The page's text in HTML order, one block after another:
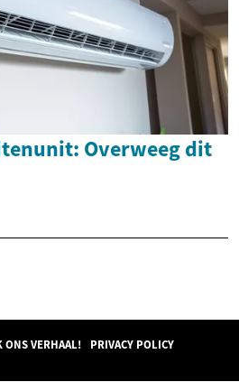
Overweeg dit
ONS VERHAAL! PRIVACY POLICY